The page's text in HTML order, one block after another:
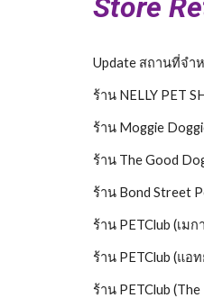
Store
Update สถานที่จำ
ร้าน NELLY PET
ร้าน Moggie
ร้าน The Good
ร้าน Bond Street
ร้าน PETClub (เมก
ร้าน PETClub (แอ
ร้าน PETClub